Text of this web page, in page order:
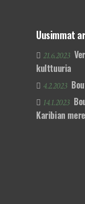
Uusimmat
21.6.2023
kulttuuria
4.2.2023
14.1.2023
Karibian